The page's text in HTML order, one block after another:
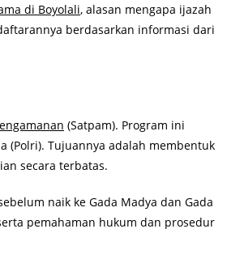
di Boyolali, alasan mengapa ijazah
berdasarkan informasi dari
(Satpam). Program ini
(Polri). Tujuannya adalah membentuk
secara terbatas.
naik ke Gada Madya dan Gada
pemahaman hukum dan prosedur